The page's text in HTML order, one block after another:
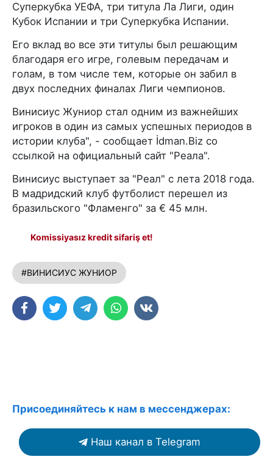
Суперкубка УЕФА, три титула Ла Лиги, один
Кубок Испании и три Суперкубка Испании.
Его вклад во все эти титулы был решающим
благодаря его игре, голевым передачам и
голам, в том числе тем, которые он забил в
двух последних финалах Лиги чемпионов.
Винисиус Жуниор стал одним из важнейших
игроков в один из самых успешных периодов в
истории клуба", - сообщает İdman.Biz со
ссылкой на официальный сайт "Реала".
Винисиус выступает за "Реал" с лета 2018 года.
В мадридский клуб футболист перешел из
бразильского "Фламенго" за € 45 млн.
Komissiyasız kredit sifariş et!
#ВИНИСИУС ЖУНИОР
Присоединяйтесь к нам в мессенджерах:
Наш канал в Telegram